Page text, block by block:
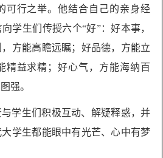
可行之举。他结合自己的亲身经
学生们传授六个“好”：好本事，
方能高瞻远瞩；好品德，方能立
精益求精；好心气，方能海纳百
强。
学生们积极互动、解疑释惑，并
学生都能眼中有光芒、心中有梦